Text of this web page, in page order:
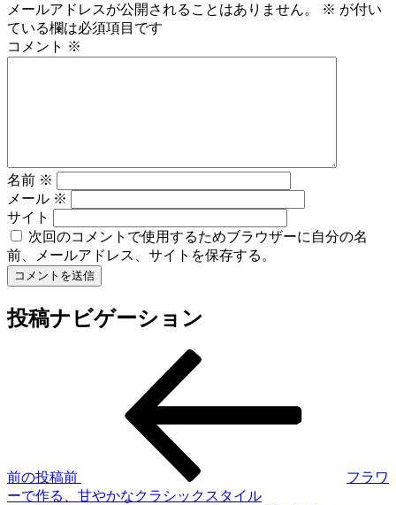
メールアドレスが公開されることはありません。 ※ が付い
ている欄は必須項目です
コメント ※
名前 ※
メール ※
サイト
次回のコメントで使用するためブラウザーに自分の名
前、メールアドレス、サイトを保存する。
投稿ナビゲーション
前の投稿前
フラワ
ーで作る、甘やかなクラシックスタイル